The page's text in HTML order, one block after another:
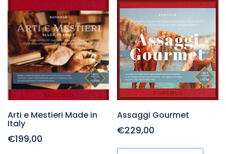
Arti e Mestieri Made in
Italy
€199,00
Assaggi Gourmet
€229,00